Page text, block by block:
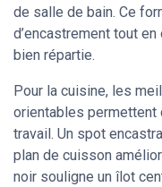
de salle de bain. Ce
d’encastrement tout
bien répartie.
Pour la cuisine, les
orientables permettent
travail. Un spot
plan de cuisson
noir souligne un îlot